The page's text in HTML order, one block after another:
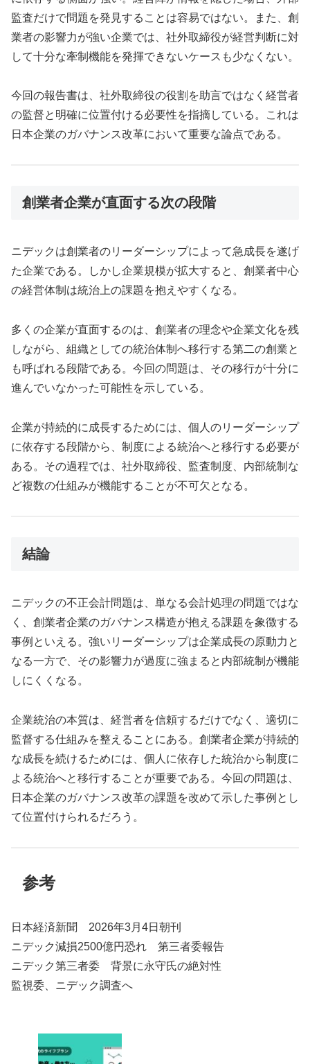
監査だけで問題を発見することは容易ではない。また、創
業者の影響力が強い企業では、社外取締役が経営判断に対
して十分な牽制機能を発揮できないケースも少なくない。
今回の報告書は、社外取締役の役割を助言ではなく経営者
の監督と明確に位置付ける必要性を指摘している。これは
日本企業のガバナンス改革において重要な論点である。
創業者企業が直面する次の段階
ニデックは創業者のリーダーシップによって急成長を遂げ
た企業である。しかし企業規模が拡大すると、創業者中心
の経営体制は統治上の課題を抱えやすくなる。
多くの企業が直面するのは、創業者の理念や企業文化を残
しながら、組織としての統治体制へ移行する第二の創業と
も呼ばれる段階である。今回の問題は、その移行が十分に
進んでいなかった可能性を示している。
企業が持続的に成長するためには、個人のリーダーシップ
に依存する段階から、制度による統治へと移行する必要が
ある。その過程では、社外取締役、監査制度、内部統制な
ど複数の仕組みが機能することが不可欠となる。
結論
ニデックの不正会計問題は、単なる会計処理の問題ではな
く、創業者企業のガバナンス構造が抱える課題を象徴する
事例といえる。強いリーダーシップは企業成長の原動力と
なる一方で、その影響力が過度に強まると内部統制が機能
しにくくなる。
企業統治の本質は、経営者を信頼するだけでなく、適切に
監督する仕組みを整えることにある。創業者企業が持続的
な成長を続けるためには、個人に依存した統治から制度に
よる統治へと移行することが重要である。今回の問題は、
日本企業のガバナンス改革の課題を改めて示した事例とし
て位置付けられるだろう。
参考
日本経済新聞 2026年3月4日朝刊
ニデック減損2500億円恐れ 第三者委報告
ニデック第三者委 背景に永守氏の絶対性
監視委、ニデック調査へ